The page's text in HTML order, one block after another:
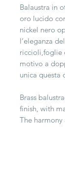
Balaustra in
oro lucido
nickel nero
l’eleganza
riccioli,foglie
motivo a
unica questa
Brass
finish, with
The